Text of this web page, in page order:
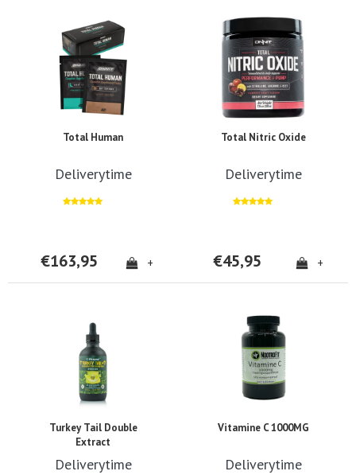
Total Human
Deliverytime
€163,95 +
Total Nitric Oxide
Deliverytime
€45,95 +
Turkey Tail Double
Extract
Deliverytime
Vitamine C 1000MG
Deliverytime